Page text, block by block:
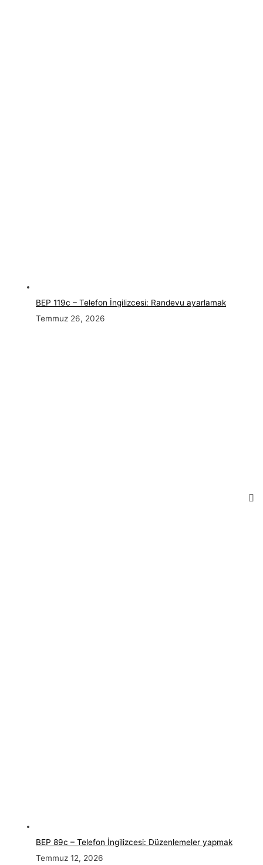
BEP 119c – Telefon İngilizcesi: Randevu ayarlamak
Temmuz 26, 2026
BEP 89c – Telefon İngilizcesi: Düzenlemeler yapmak
Temmuz 12, 2026